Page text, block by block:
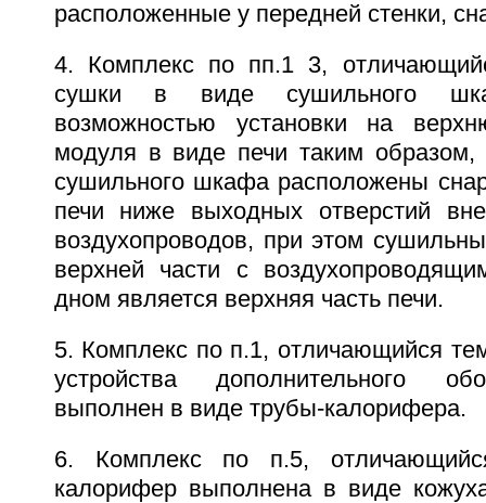
расположенные у передней стенки,
4. Комплекс по пп.1 3,
сушки в виде сушильного
возможностью установки на
модуля в виде печи таким образом,
сушильного шкафа расположены
печи ниже выходных отверстий
воздухопроводов, при этом
верхней части с
дном является верхняя часть печи.
5. Комплекс по п.1, отличающийся
устройства дополнительного
выполнен в виде трубы-калорифера.
6. Комплекс по п.5,
калорифер выполнена в виде